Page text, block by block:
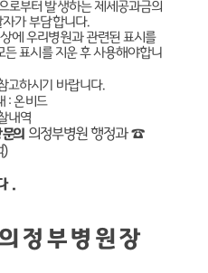
로부터 발생하는 제세공과금의
자가 부담합니다.
에 우리병원과 관련된 표시를
표시를 지운 후 사용해야합니
고하시기 바랍니다.
:온비드
내역
의 의정부병원 행정과 ☎
)
.
정부병원장